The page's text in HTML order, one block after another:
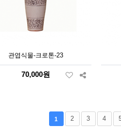
관엽식물-크로톤-23
70,000원
1 2 3 4